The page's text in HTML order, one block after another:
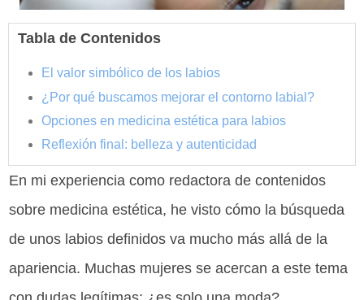
Tabla de Contenidos
El valor simbólico de los labios
¿Por qué buscamos mejorar el contorno labial?
Opciones en medicina estética para labios
Reflexión final: belleza y autenticidad
En mi experiencia como redactora de contenidos
sobre medicina estética, he visto cómo la búsqueda
de unos labios definidos va mucho más allá de la
apariencia. Muchas mujeres se acercan a este tema